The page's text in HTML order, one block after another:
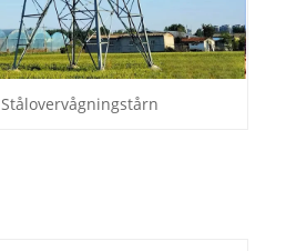
Stålovervågningstårn